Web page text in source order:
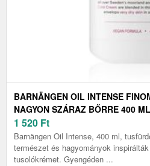
BARNÄNGEN OIL INTENSE
NAGYON SZÁRAZ BŐRRE 400 ML
1 520 Ft
Barnängen Oil Intense, 400 ml,
természet és hagyományok
tusolókrémet. Gyengéden ...